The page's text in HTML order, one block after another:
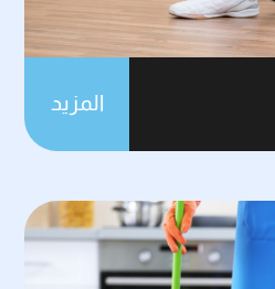
المزيد